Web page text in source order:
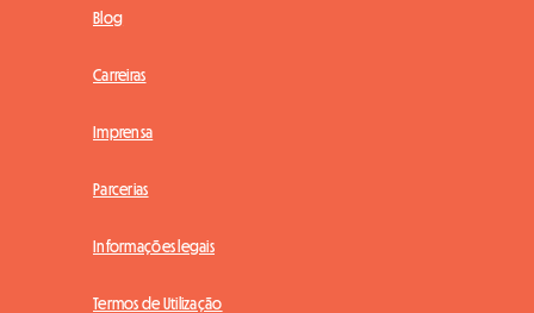
Blog
Carreiras
Imprensa
Parcerias
Informações legais
Termos de Utilização